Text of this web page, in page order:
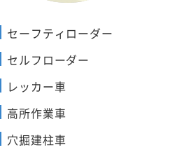
セーフティローダー
セルフローダー
レッカー車
高所作業車
穴掘建柱車